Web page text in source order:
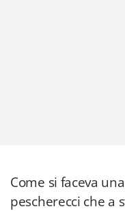
Come si faceva
pescherecci che a